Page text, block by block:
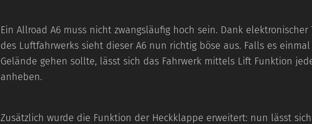
Ein Allroad A6 muss nicht zwangsläufig hoch sein. Dank elektronischer
des Luftfahrwerks sieht dieser A6 nun richtig böse aus. Falls es
Gelände gehen sollte, lässt sich das Fahrwerk mittels Lift Funktion
anheben.
Zusätzlich wurde die Funktion der Heckklappe erweitert: nun lässt